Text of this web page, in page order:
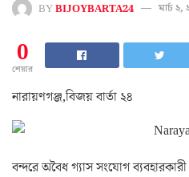
BYBIJOYBARTA24 মার্চ
0
শেয়ার
নারায়ণগঞ্জ,বিজয় বার্তা ২৪
বন্দরে অবৈধ গ্যাস সংযোগ